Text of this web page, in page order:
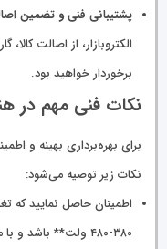
پشتیبانی فنی و تضمین
الکتروبازار، از اصالت
برخوردار خواهید بود.
نکات فنی مهم در
برای بهره‌برداری بهینه و
نکات زیر توصیه می‌شود:
اطمینان حاصل نمایید که
۳۸۰-۴۸۰ ولت**